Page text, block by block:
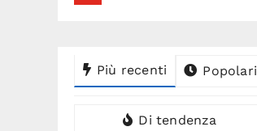
Più recenti Popolari
Di tendenza